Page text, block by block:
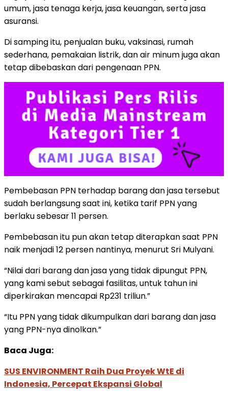
umum, jasa tenaga kerja, jasa keuangan, serta jasa
asuransi.
Di samping itu, penjualan buku, vaksinasi, rumah
sederhana, pemakaian listrik, dan air minum juga akan
tetap dibebaskan dari pengenaan PPN.
Pembebasan PPN terhadap barang dan jasa tersebut
sudah berlangsung saat ini, ketika tarif PPN yang
berlaku sebesar 11 persen.
Pembebasan itu pun akan tetap diterapkan saat PPN
naik menjadi 12 persen nantinya, menurut Sri Mulyani.
“Nilai dari barang dan jasa yang tidak dipungut PPN,
yang kami sebut sebagai fasilitas, untuk tahun ini
diperkirakan mencapai Rp231 triliun.”
“Itu PPN yang tidak dikumpulkan dari barang dan jasa
yang PPN-nya dinolkan.”
Baca Juga:
SUS ENVIRONMENT Raih Dua Proyek WtE di
Indonesia, Percepat Ekspansi Global